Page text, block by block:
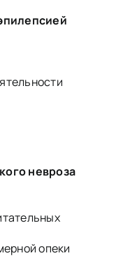
невроза
опеки